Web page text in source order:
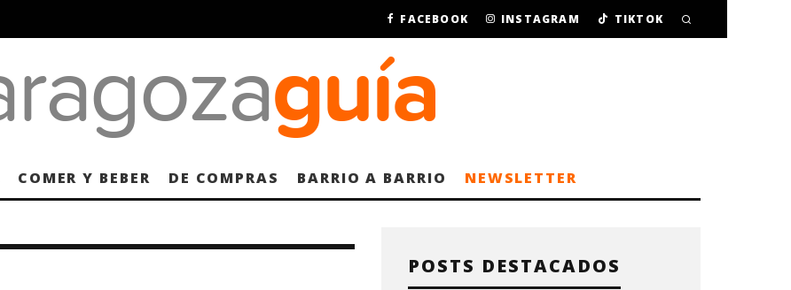
FACEBOOK INSTAGRAM TIKTOK
COMER Y BEBER DE COMPRAS BARRIO A BARRIO NEWSLETTER
POSTS DESTACADOS